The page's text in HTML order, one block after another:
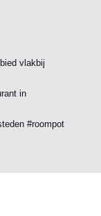
vlakbij
in
#roompot